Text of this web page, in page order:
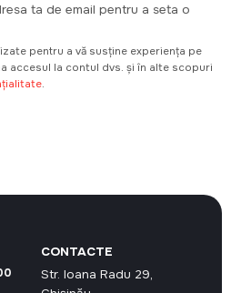
ta de email pentru a seta o
pentru a vă susține experiența pe
accesul la contul dvs. și în alte scopuri
.
CONTACTE
Str. Ioana Radu 29,